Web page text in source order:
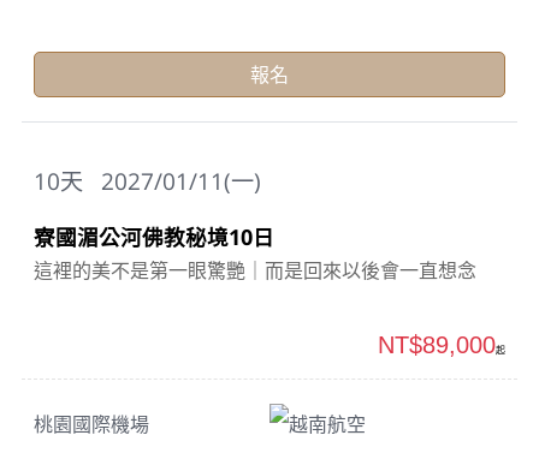
報名
2027/01/11(一)
10天
寮國湄公河佛教秘境10日
這裡的美不是第一眼驚艷｜而是回來以後會一直想念
桃園國際機場 越南航空
NT$89,000起